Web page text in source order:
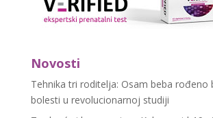
Novosti
Tehnika tri roditelja: Osam beba rođeno
bolesti u revolucionarnoj studiji